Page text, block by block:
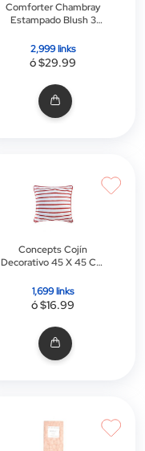
Comforter Chambray
Estampado Blush 3
Promo
2,999 links
ó $29.99
Concepts Cojín
Decorativo 45 X 45 Cm
Promo
1,699 links
ó $16.99